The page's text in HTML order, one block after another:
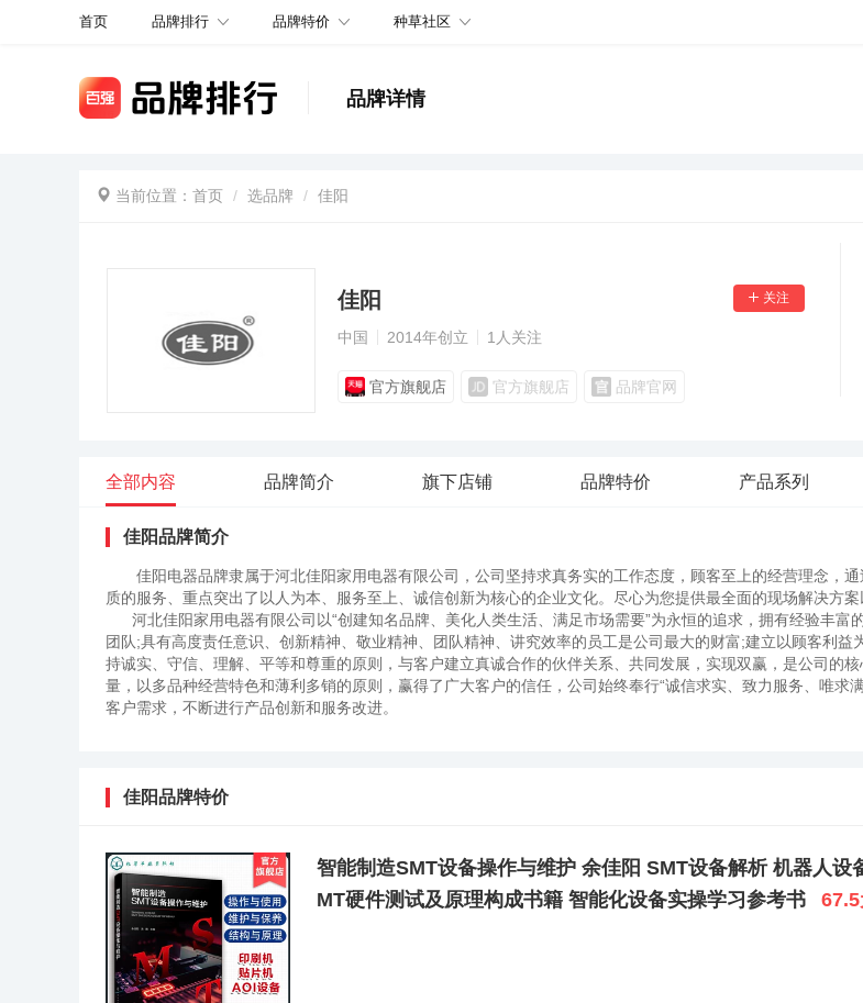
首页 品牌排行 品牌特价 种草社区
品牌详情
当前位置： 首页 选品牌 佳阳
佳阳
中国 2014年创立 1 人关注
官方旗舰店 官方旗舰店 品牌官网
全部内容 品牌简介 旗下店铺 品牌特价 产品系列
佳阳品牌简介
佳阳电器品牌隶属于河北佳阳家用电器有限公司，公司坚持求真务实的工作态度，顾客至上的经营理念，
质的服务、重点突出了以人为本、服务至上、诚信创新为核心的企业文化。尽心为您提供最全面的现场解决方
河北佳阳家用电器有限公司以“创建知名品牌、美化人类生活、满足市场需要”为永恒的追求，拥有经验丰富
团队;具有高度责任意识、创新精神、敬业精神、团队精神、讲究效率的员工是公司最大的财富;建立以顾客利益
持诚实、守信、理解、平等和尊重的原则，与客户建立真诚合作的伙伴关系、共同发展，实现双赢，是公司的
量，以多品种经营特色和薄利多销的原则，赢得了广大客户的信任，公司始终奉行“诚信求实、致力服务、唯求
客户需求，不断进行产品创新和服务改进。
佳阳品牌特价
智能制造SMT设备操作与维护 余佳阳 SMT设备解析 机器人设
MT硬件测试及原理构成书籍 智能化设备实操学习参考书